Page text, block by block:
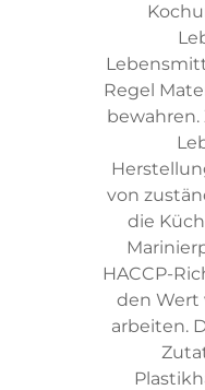
Regel
von
die
HACCP-
den Wert
arbeiten.